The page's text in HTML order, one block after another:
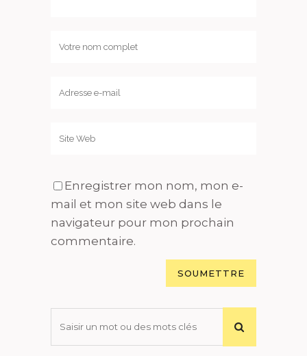
Enregistrer mon nom, mon e-
mail et mon site web dans le
navigateur pour mon prochain
commentaire.